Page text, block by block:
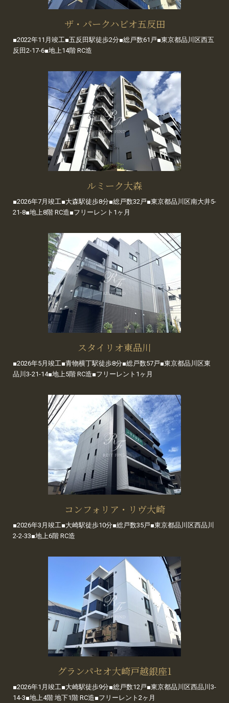
ザ・パークハビオ五反田
■2022年11月竣工■五反田駅徒歩2分■総戸数61戸■東京都品川区西五
反田2-17-6■地上14階 RC造
ルミーク大森
■2026年7月竣工■大森駅徒歩8分■総戸数32戸■東京都品川区南大井5-
21-8■地上8階 RC造■フリーレント1ヶ月
スタイリオ東品川
■2026年5月竣工■青物横丁駅徒歩8分■総戸数57戸■東京都品川区東
品川3-21-14■地上5階 RC造■フリーレント1ヶ月
コンフォリア・リヴ大崎
■2026年3月竣工■大崎駅徒歩10分■総戸数35戸■東京都品川区西品川
2-2-33■地上6階 RC造
グランパセオ大崎戸越銀座1
■2026年1月竣工■大崎駅徒歩9分■総戸数12戸■東京都品川区西品川3-
14-3■地上4階 地下1階 RC造■フリーレント2ヶ月